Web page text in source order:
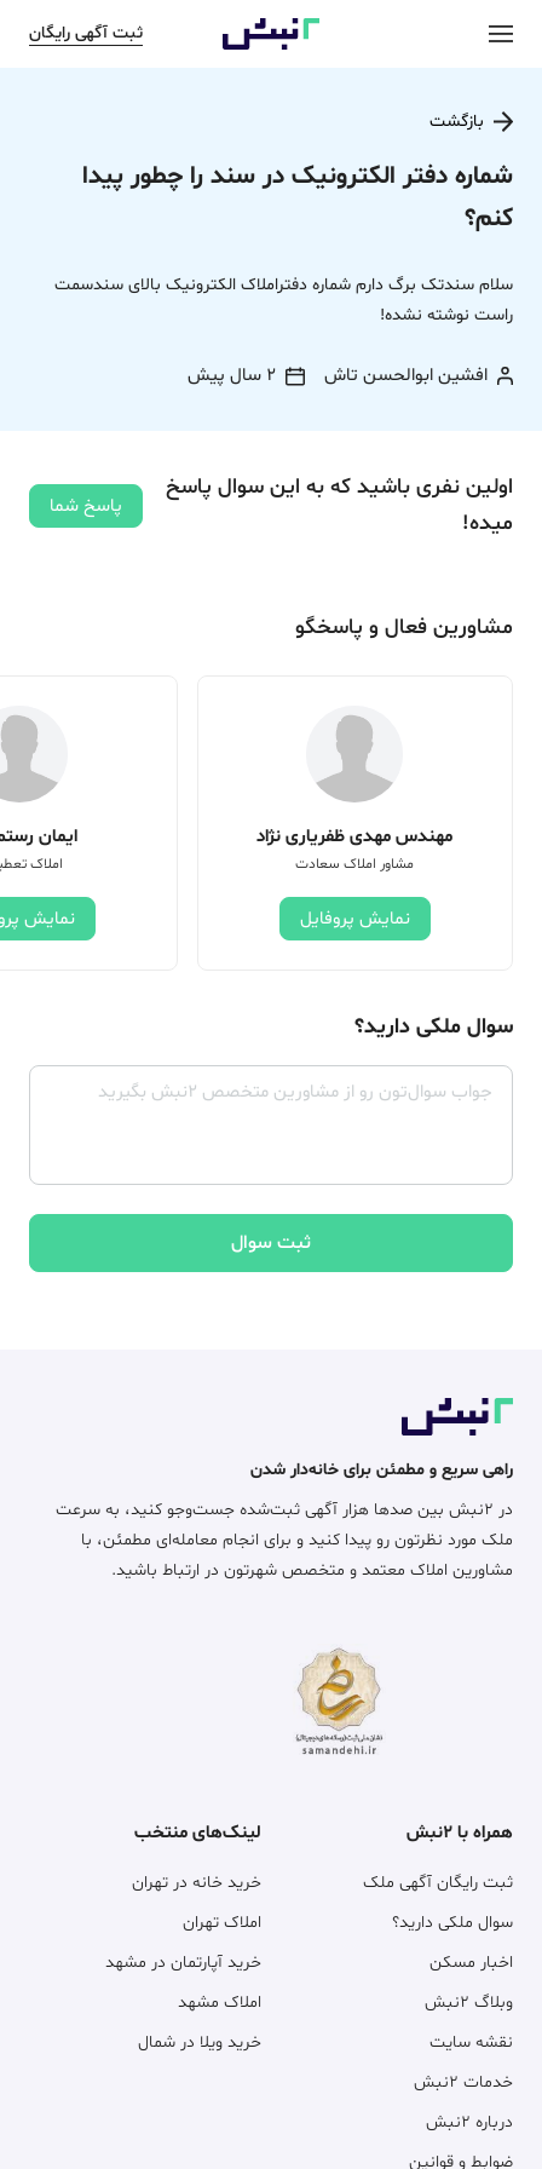
ثبت آگهی رایگان
بازگشت
شماره دفتر الکترونیک در سند را چطور پیدا
کنم؟
سلام سندتک برگ دارم شماره دفتراملاک الکترونیک بالای سندسمت
راست نوشته نشده!
افشین ابوالحسن تاش 2 سال پیش
اولین نفری باشید که به این سوال پاسخ
میده!
پاسخ شما
مشاورین فعال و پاسخگو
مهندس مهدی ظفریاری نژاد
مشاور املاک سعادت
نمایش پروفایل
ایمان
املاک
نمایش
سوال ملکی دارید؟
ثبت سوال
راهی سریع و مطمئن برای خانه‌دار شدن
در ۲نبش بین صدها هزار آگهی ثبت‌شده جست‌وجو کنید، به سرعت
ملک مورد نظرتون رو پیدا کنید و برای انجام معامله‌ای مطمئن، با
مشاورین املاک معتمد و متخصص شهرتون در ارتباط باشید.
همراه با ۲نبش
ثبت رایگان آگهی ملک
سوال ملکی دارید؟
اخبار مسکن
وبلاگ ۲نبش
نقشه سایت
خدمات ۲نبش
درباره ۲نبش
ضوابط و قوانین
لینک‌های منتخب
خرید خانه در تهران
املاک تهران
خرید آپارتمان در مشهد
املاک مشهد
خرید ویلا در شمال